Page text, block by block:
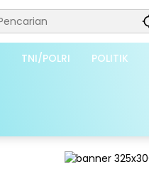
TNI/POLRI POLITIK